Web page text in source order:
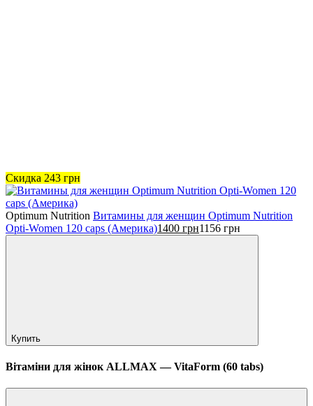
Скидка 243 грн
Optimum Nutrition Витамины для женщин Optimum Nutrition
Opti-Women 120 caps (Америка)1400 грн1156 грн
Купить
Вітаміни для жінок ALLMAX — VitaForm (60 tabs)